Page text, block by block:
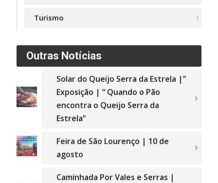
Turismo
Outras Notícias
Solar do Queijo Serra da Estrela |”
Exposição | “ Quando o Pão
encontra o Queijo Serra da
Estrela”
Feira de São Lourenço | 10 de
agosto
Caminhada Por Vales e Serras |